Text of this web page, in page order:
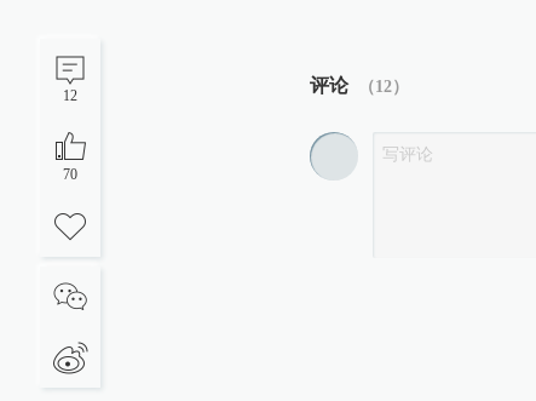
12
70
评论 （12）